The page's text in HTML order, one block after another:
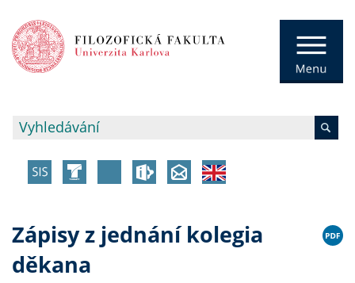
Zápisy z jednání kolegia
děkana